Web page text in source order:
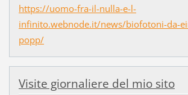
https://uomo-fra-il-nulla-e-l-
infinito.webnode.it/news/biofotoni-da-
popp/
Visite giornaliere del mio sito